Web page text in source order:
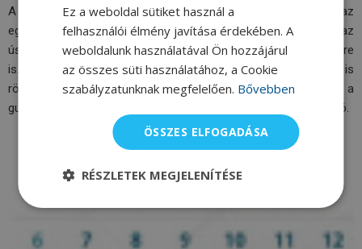
A készlet tartalmaz egy latexgumit, amelynek segítségével az
egész felsőtestünket erősíthetjük. Kiválóan alkalmas továbbá az
úszómozdulatokszimulálásáraés az állóképesség növelésére
is. A gumihoz igény szerinttenyérlapokat vagyfogantyúkat
is
rögzíthetünk. A készletben találhatóhevedereksegítségével a
gumit szinte bármihez odaerősíthetjük, ami a közelben található.
Ez a weboldal sütiket használ a
felhasználói élmény javítása érdekében. A
weboldalunk használatával Ön hozzájárul
az összes süti használatához, a Cookie
szabályzatunknak megfelelően. Bővebben
ÖSSZES ELFOGADÁSA
RÉSZLETEK MEGJELENÍTÉSE